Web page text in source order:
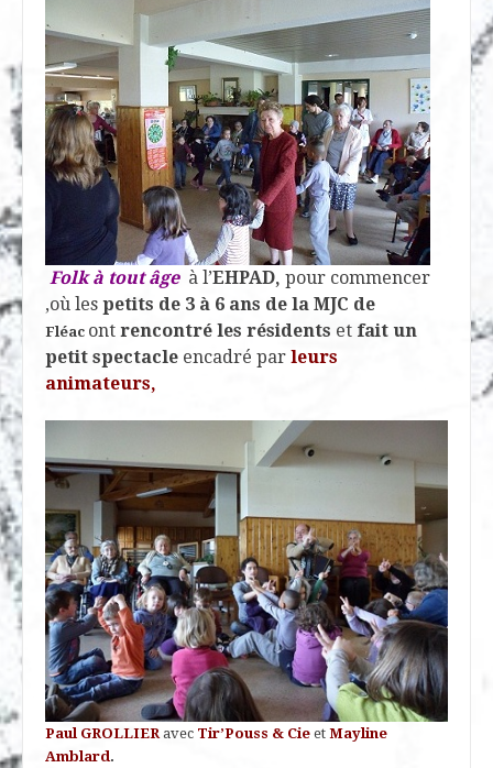
Folk à tout âge à l’EHPAD, pour commencer
,où les petits de 3 à 6 ans de la MJC de
Fléac ont rencontré les résidents et fait un
petit spectacle encadré par leurs
animateurs,
Paul GROLLIER avec Tir’Pouss & Cie et Mayline
Amblard.